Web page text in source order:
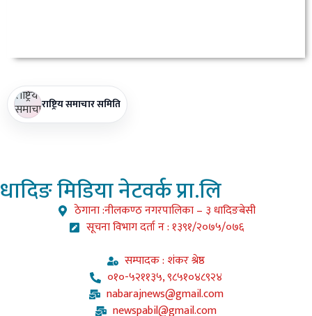
राष्ट्रिय समाचार समिति
धादिङमिडिया नेटवर्क प्रा.लि
ठेगाना :नीलकण्ठ नगरपालिका – ३ धादिङबेसी
सूचना विभाग दर्ता न : १३९१/२०७५/०७६
सम्पादक : शंकर श्रेष्ठ
०१०-५२११३५, ९८५१०४८९२४
nabarajnews@gmail.com
newspabil@gmail.com